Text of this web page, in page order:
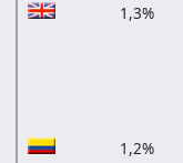
1,3%
1,2%